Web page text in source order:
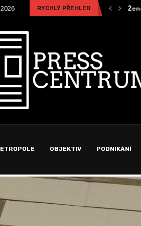
RYCHLÝ PŘEHLED
pri záhradnej oslave
OBJEKTIV PODNIKÁNÍ